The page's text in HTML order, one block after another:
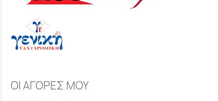
ΟΙ ΑΓΟΡΕΣ ΜΟΥ